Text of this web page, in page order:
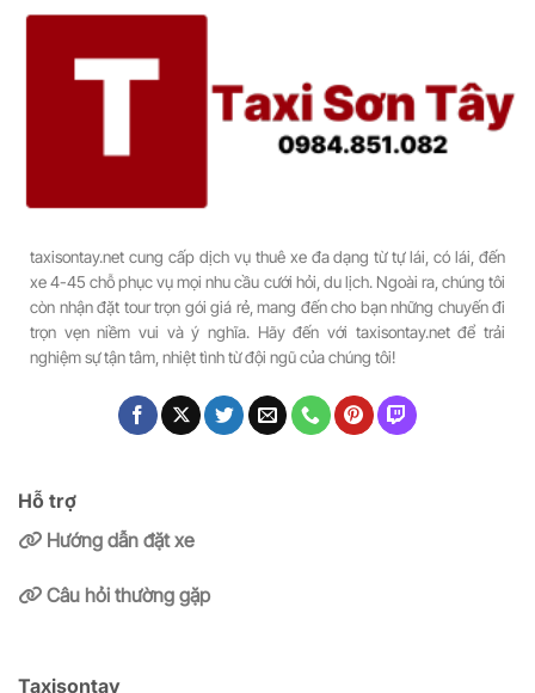
taxisontay.net cung cấp dịch vụ thuê xe đa dạng từ tự lái, có lái, đến
xe 4-45 chỗ phục vụ mọi nhu cầu cưới hỏi, du lịch. Ngoài ra, chúng tôi
còn nhận đặt tour trọn gói giá rẻ, mang đến cho bạn những chuyến đi
trọn vẹn niềm vui và ý nghĩa. Hãy đến với taxisontay.net để trải
nghiệm sự tận tâm, nhiệt tình từ đội ngũ của chúng tôi!
Hỗ trợ
Hướng dẫn đặt xe
Câu hỏi thường gặp
Taxisontay